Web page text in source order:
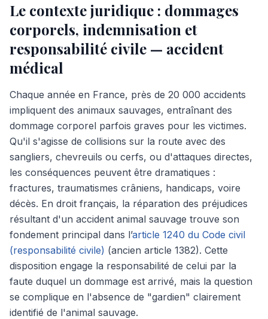
Le contexte juridique : dommages
corporels, indemnisation et
responsabilité civile — accident
médical
Chaque année en France, près de 20 000 accidents
impliquent des animaux sauvages, entraînant des
dommage corporel parfois graves pour les victimes.
Qu'il s'agisse de collisions sur la route avec des
sangliers, chevreuils ou cerfs, ou d'attaques directes,
les conséquences peuvent être dramatiques :
fractures, traumatismes crâniens, handicaps, voire
décès. En droit français, la réparation des préjudices
résultant d'un accident animal sauvage trouve son
fondement principal dans l’article 1240 du Code civil
(responsabilité civile) (ancien article 1382). Cette
disposition engage la responsabilité de celui par la
faute duquel un dommage est arrivé, mais la question
se complique en l'absence de "gardien" clairement
identifié de l'animal sauvage.